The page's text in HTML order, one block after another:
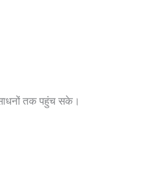
तक पहुंच सके।